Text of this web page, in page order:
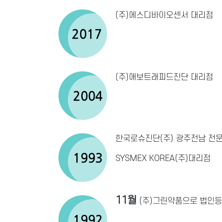
(주)에스디바이오센서 대리점
(주)애보트래피드진단 대리점
한국로슈진단(주) 광주전남 전
SYSMEX KOREA(주)대리점
11월 (주)그린약품으로 법인